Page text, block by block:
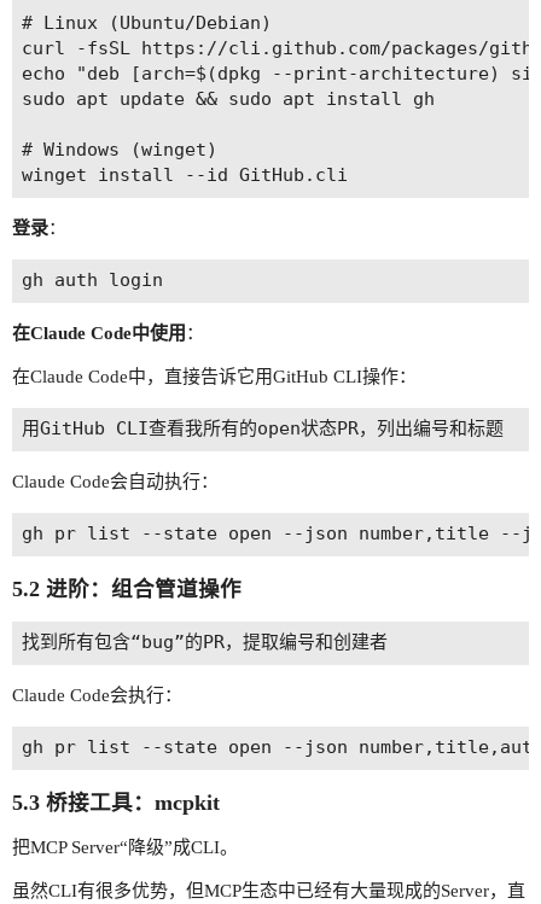
# Linux (Ubuntu/Debian)
curl -fsSL https://cli.github.com/packages/
echo "deb [arch=$(dpkg --print-architecture)
sudo apt update && sudo apt install gh
# Windows (winget)
登录：
在Claude Code中使用 ：
在Claude Code中，直接告诉它用GitHub CLI操作：
用GitHub CLI查看我所有的open状态PR，列出编号和标题
Claude Code会自动执行：
5.2 进阶：组合管道操作
找到所有包含“bug”的PR，提取编号和创建者
Claude Code会执行：
5.3 桥接工具：mcpkit
把MCP Server“降级”成CLI。
虽然CLI有很多优势，但MCP生态中已经有大量现成的Server，直